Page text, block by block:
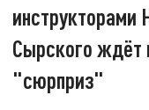
Сырского ждёт
"сюрприз"